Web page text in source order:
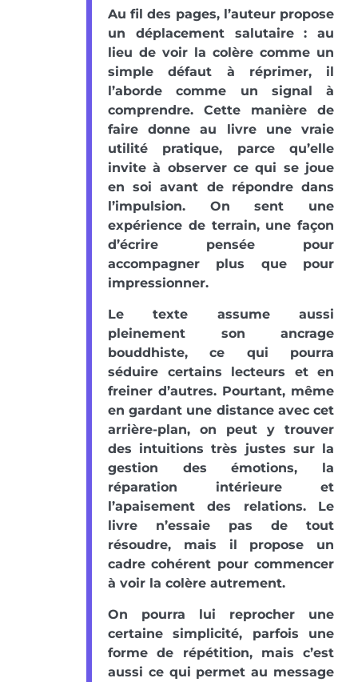
Au fil des pages, l’auteur propose
un déplacement salutaire : au
lieu de voir la colère comme un
simple défaut à réprimer, il
l’aborde comme un signal à
comprendre. Cette manière de
faire donne au livre une vraie
utilité pratique, parce qu’elle
invite à observer ce qui se joue
en soi avant de répondre dans
l’impulsion. On sent une
expérience de terrain, une façon
d’écrire pensée pour
accompagner plus que pour
impressionner.
Le texte assume aussi
pleinement son ancrage
bouddhiste, ce qui pourra
séduire certains lecteurs et en
freiner d’autres. Pourtant, même
en gardant une distance avec cet
arrière-plan, on peut y trouver
des intuitions très justes sur la
gestion des émotions, la
réparation intérieure et
l’apaisement des relations. Le
livre n’essaie pas de tout
résoudre, mais il propose un
cadre cohérent pour commencer
à voir la colère autrement.
On pourra lui reprocher une
certaine simplicité, parfois une
forme de répétition, mais c’est
aussi ce qui permet au message